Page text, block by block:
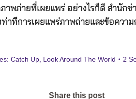
พภ่ายที่เผยแพร่ อย่างไรก็ดี สำนัก
ทีการเผยแพร่ภาพถ่ายและข้อความ
Catch Up, Look Around The World 2
Share this post